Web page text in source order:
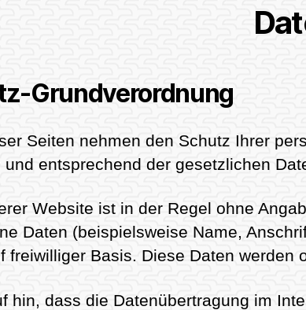
Grundverordnung
Seiten nehmen den Schutz Ihrer
und entsprechend der gesetzlichen
Website ist in der Regel ohne
Daten (beispielsweise Name,
freiwilliger Basis. Diese Daten
hin, dass die Datenübertragung im